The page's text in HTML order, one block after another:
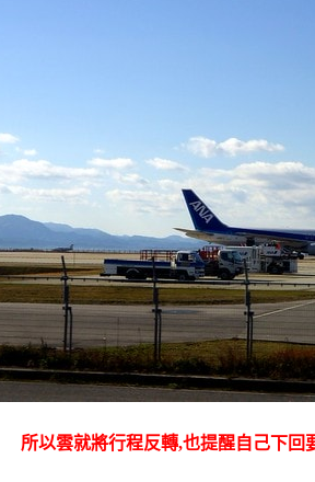
所以雲就將行程反轉,也提醒自己下回